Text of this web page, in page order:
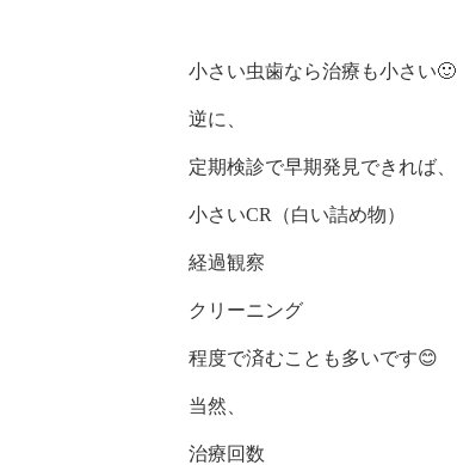
小さい虫歯なら治療も小さい🙂
逆に、
定期検診で早期発見できれば、
小さいCR（白い詰め物）
経過観察
クリーニング
程度で済むことも多いです😊
当然、
治療回数